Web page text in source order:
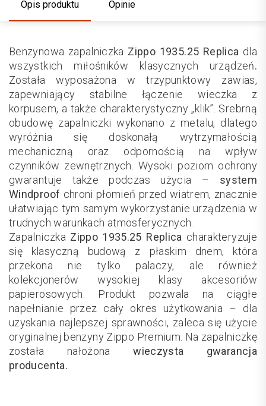
Opis produktu Opinie
Benzynowa zapalniczka Zippo 1935.25 Replica dla
wszystkich miłośników klasycznych urządzeń.
Została wyposażona w trzypunktowy zawias,
zapewniający stabilne łączenie wieczka z
korpusem, a także charakterystyczny „klik”. Srebrną
obudowę zapalniczki wykonano z metalu, dlatego
wyróżnia się doskonałą wytrzymałością
mechaniczną oraz odpornością na wpływ
czynników zewnętrznych. Wysoki poziom ochrony
gwarantuje także podczas użycia – system
Windproof chroni płomień przed wiatrem, znacznie
ułatwiając tym samym wykorzystanie urządzenia w
trudnych warunkach atmosferycznych.
Zapalniczka Zippo 1935.25 Replica charakteryzuje
się klasyczną budową z płaskim dnem, która
przekona nie tylko palaczy, ale również
kolekcjonerów wysokiej klasy akcesoriów
papierosowych. Produkt pozwala na ciągłe
napełnianie przez cały okres użytkowania – dla
uzyskania najlepszej sprawności, zaleca się użycie
oryginalnej benzyny Zippo Premium. Na zapalniczkę
została nałożonawieczysta gwarancja
producenta.